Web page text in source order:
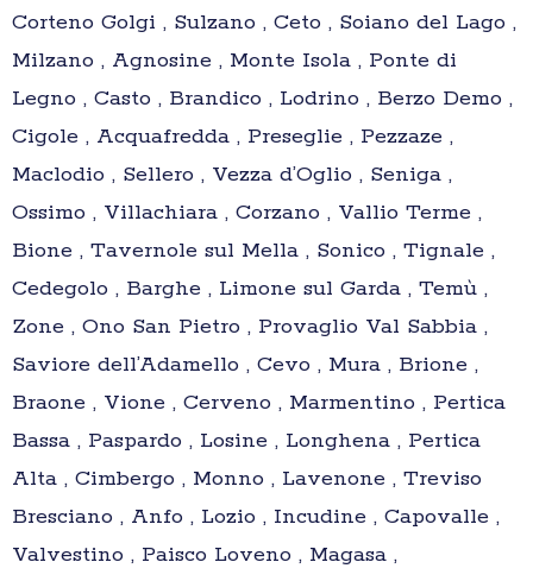
Corteno Golgi , Sulzano , Ceto , Soiano del Lago ,
Milzano , Agnosine , Monte Isola , Ponte di
Legno , Casto , Brandico , Lodrino , Berzo Demo ,
Cigole , Acquafredda , Preseglie , Pezzaze ,
Maclodio , Sellero , Vezza d’Oglio , Seniga ,
Ossimo , Villachiara , Corzano , Vallio Terme ,
Bione , Tavernole sul Mella , Sonico , Tignale ,
Cedegolo , Barghe , Limone sul Garda , Temù ,
Zone , Ono San Pietro , Provaglio Val Sabbia ,
Saviore dell’Adamello , Cevo , Mura , Brione ,
Braone , Vione , Cerveno , Marmentino , Pertica
Bassa , Paspardo , Losine , Longhena , Pertica
Alta , Cimbergo , Monno , Lavenone , Treviso
Bresciano , Anfo , Lozio , Incudine , Capovalle ,
Valvestino , Paisco Loveno , Magasa ,